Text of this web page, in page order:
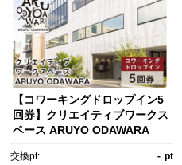
【コワーキングドロップイン5
回券】クリエイティブワークス
ペース ARUYO ODAWARA
交換pt: - pt